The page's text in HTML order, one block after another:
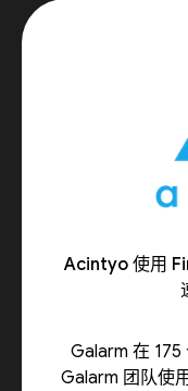
Acintyo 使用
Galarm 在 175
Galarm 团队使